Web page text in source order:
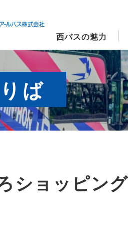
西バスの魅力
ば
ショッピン